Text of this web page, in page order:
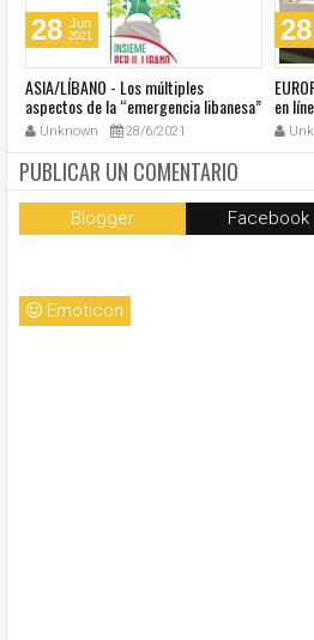
28 Jun
2021
ASIA/LÍBANO - Los múltiples
aspectos de la “emergencia libanesa”
al centro de la cumbre eclesial
convocada por el Papa Francisco
Unknown 28/6/2021
28
en
PUBLICAR UN COMENTARIO
Blogger Facebook
Emoticon